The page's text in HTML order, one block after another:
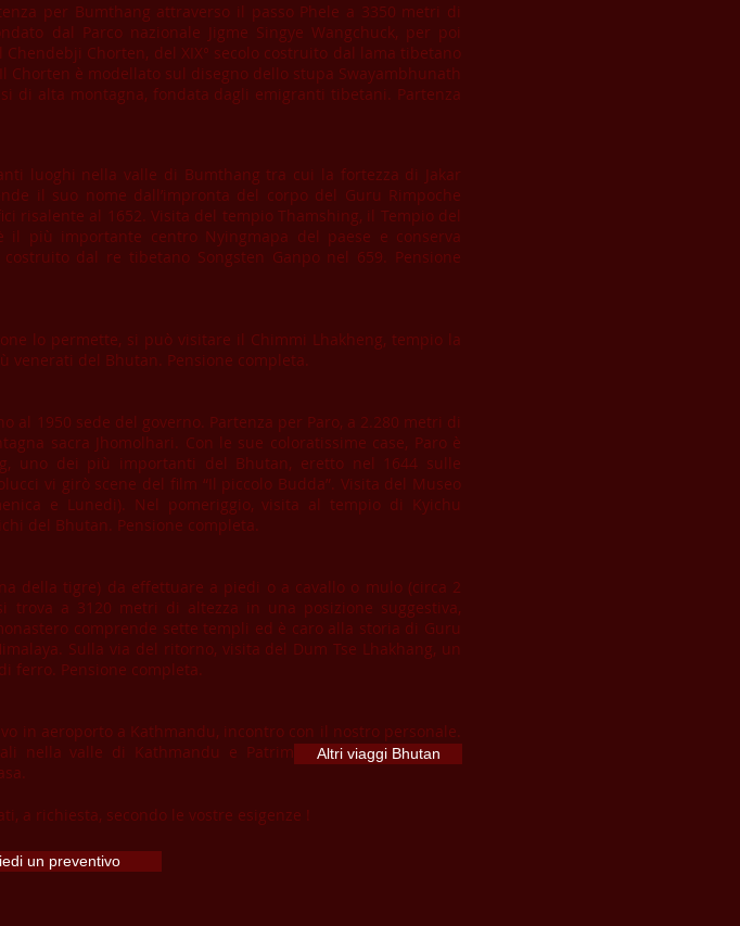
per Bumthang attraverso il passo Phele a 3350 metri di
dal Parco nazionale Jigme Singye Wangchuck, per poi
Chorten, del XIX° secolo costruito dal lama tibetano
è modellato sul disegno dello stupa Swayambhunath
di alta montagna, fondata dagli emigranti tibetani. Partenza
luoghi nella valle di Bumthang tra cui la fortezza di Jakar
il suo nome dall’impronta del corpo del Guru Rimpoche
risalente al 1652. Visita del tempio Thamshing, il Tempio del
il più importante centro Nyingmapa del paese e conserva
dal re tibetano Songsten Ganpo nel 659. Pensione
lo permette, si può visitare il Chimmi Lhakheng, tempio la
venerati del Bhutan. Pensione completa.
al 1950 sede del governo. Partenza per Paro, a 2.280 metri di
sacra Jhomolhari. Con le sue coloratissime case, Paro è
uno dei più importanti del Bhutan, eretto nel 1644 sulle
vi girò scene del film “Il piccolo Budda”. Visita del Museo
e Lunedi). Nel pomeriggio, visita al tempio di Kyichu
del Bhutan. Pensione completa.
della tigre) da effettuare a piedi o a cavallo o mulo (circa 2
trova a 3120 metri di altezza in una posizione suggestiva,
comprende sette templi ed è caro alla storia di Guru
Sulla via del ritorno, visita del Dum Tse Lhakhang, un
ferro. Pensione completa.
in aeroporto a Kathmandu, incontro con il nostro personale.
valle di Kathmandu e Patrimonio UNESCO. Cena e
a richiesta, secondo le vostre esigenze !
Altri viaggi Bhutan
un preventivo